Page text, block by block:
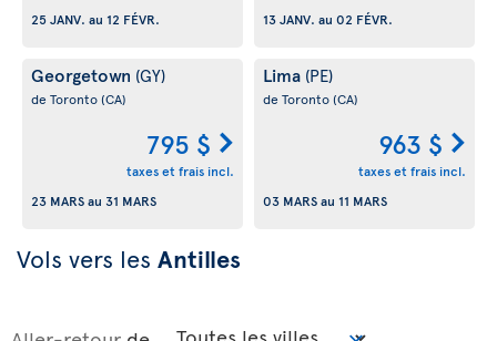
25 JANV. au 12 FÉVR.
13 JANV. au 02 FÉVR.
Georgetown (GY)
de Toronto(CA)
795 $
taxes et frais incl.
23 MARSau 31 MARS
Lima (PE)
de Toronto(CA)
963 $
taxes et frais incl.
03 MARSau 11 MARS
Vols vers les Antilles